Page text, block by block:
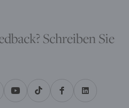
Schreiben Sie